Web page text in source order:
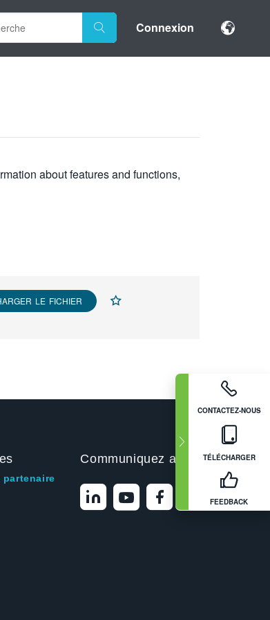
Connexion
CONTACTEZ-NOUS
TÉLÉCHARGER
FEEDBACK
about features and functions,
LE FICHIER
partenaire
Communiquez avec nous